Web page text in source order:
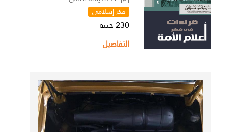
فكر إسلامي
230 جنية
التفاصيل